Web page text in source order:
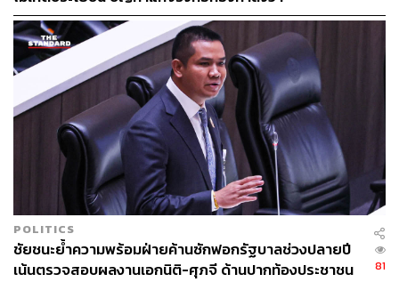
POLITICS
ชัยชนะย้ำความพร้อมฝ่ายค้านซักฟอกรัฐบาลช่วงปลายปี
เน้นตรวจสอบผลงานเอกนิติ-ศุภจี ด้านปากท้องประชาชน
81